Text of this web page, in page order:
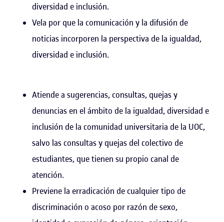
diversidad e inclusión.
Vela por que la comunicación y la difusión de
noticias incorporen la perspectiva de la igualdad,
diversidad e inclusión.
Atiende a sugerencias, consultas, quejas y
denuncias en el ámbito de la igualdad, diversidad e
inclusión de la comunidad universitaria de la UOC,
salvo las consultas y quejas del colectivo de
estudiantes, que tienen su propio canal de
atención.
Previene la erradicación de cualquier tipo de
discriminación o acoso por razón de sexo,